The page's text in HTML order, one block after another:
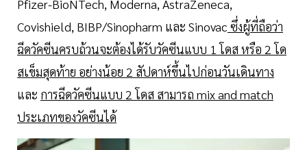
Pfizer-BioNTech, Moderna, AstraZeneca,
Covishield, BIBP/Sinopharm และ Sinovac ซึ่งผู้ที่ถือว่า
ฉีดวัคซีนครบถ้วนจะต้องได้รับวัคซีนแบบ 1 โดส หรือ 2 โด
สเข็มสุดท้าย อย่างน้อย 2 สัปดาห์ขึ้นไปก่อนวันเดินทาง
และ การฉีดวัคซีนแบบ 2 โดส สามารถ mix and match
ประเภทของวัคซีนได้